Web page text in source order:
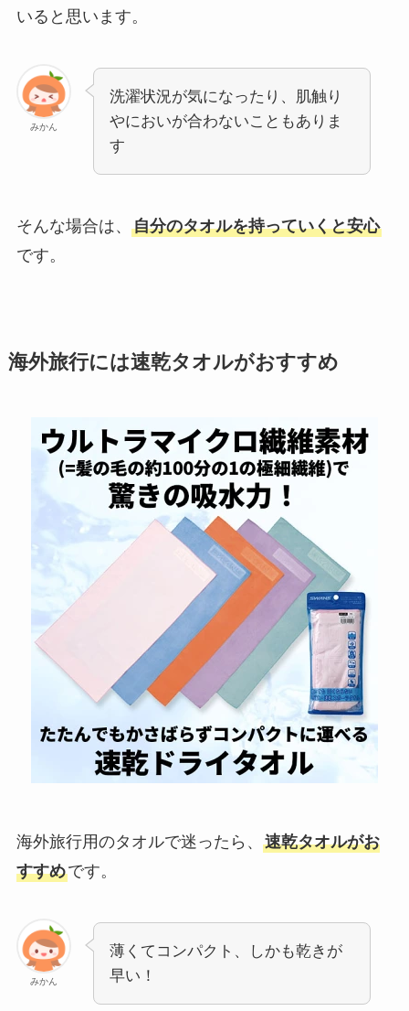
いると思います。
みかん
洗濯状況が気になったり、肌触り
やにおいが合わないこともありま
す
そんな場合は、 自分のタオルを持っていくと安心
です。
海外旅行には速乾タオルがおすすめ
海外旅行用のタオルで迷ったら、 速乾タオルがお
すすめです。
みかん
薄くてコンパクト、しかも乾きが
早い！